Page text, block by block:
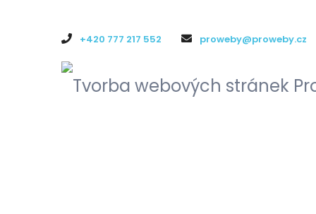
+420 777 217 552 proweby@proweby.cz